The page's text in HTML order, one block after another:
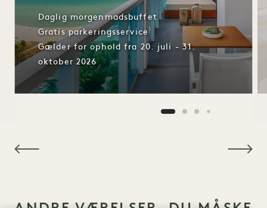
Daglig morgenmadsbuffet
Gratis parkeringsservice
Gælder for ophold fra 20. juli - 31.
oktober 2026